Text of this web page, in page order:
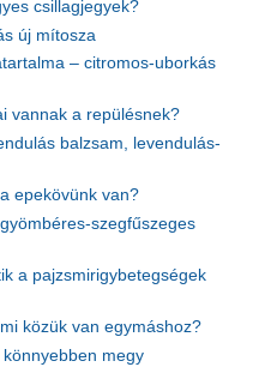
csillagjegyek?
új mítosza
– citromos-uborkás
vannak a repülésnek?
balzsam, levendulás-
epekövünk van?
szegfűszeges
a pajzsmirigybetegségek
közük van egymáshoz?
megy